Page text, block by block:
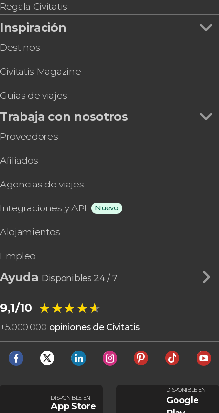
Regala Civitatis
Inspiración
Destinos
Civitatis Magazine
Guías de viajes
Trabaja con nosotros
Proveedores
Afiliados
Agencias de viajes
Integraciones y API Nuevo
Alojamientos
Empleo
Ayuda Disponibles 24 / 7
9,1/10 ★★★★★
★★★★★
+5.000.000 opiniones de Civitatis
DISPONIBLE EN
App Store
DISPONIBLE EN
Google